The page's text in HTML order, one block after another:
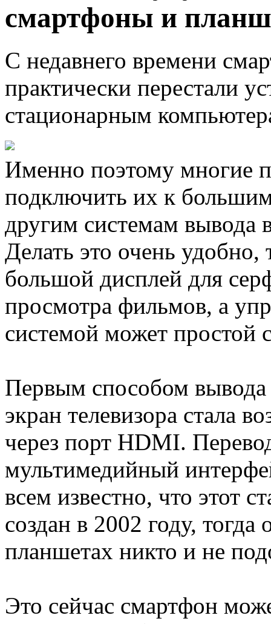
смартфоны и
С недавнего времени
практически перестали
стационарным
Именно поэтому многие
подключить их к
другим системам вывода
Делать это очень удобно,
большой дисплей для
просмотра фильмов, а
системой может простой
Первым способом вывода
экран телевизора стала
через порт HDMI.
мультимедийный
всем известно, что этот
создан в 2002 году,
планшетах никто и не
Это сейчас смартфон